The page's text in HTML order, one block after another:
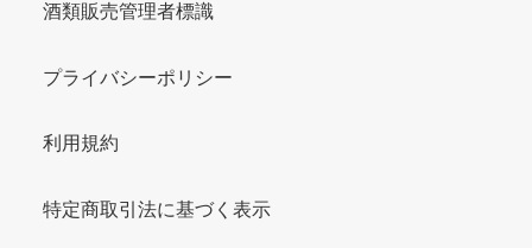
酒類販売管理者標識
プライバシーポリシー
利用規約
特定商取引法に基づく表示